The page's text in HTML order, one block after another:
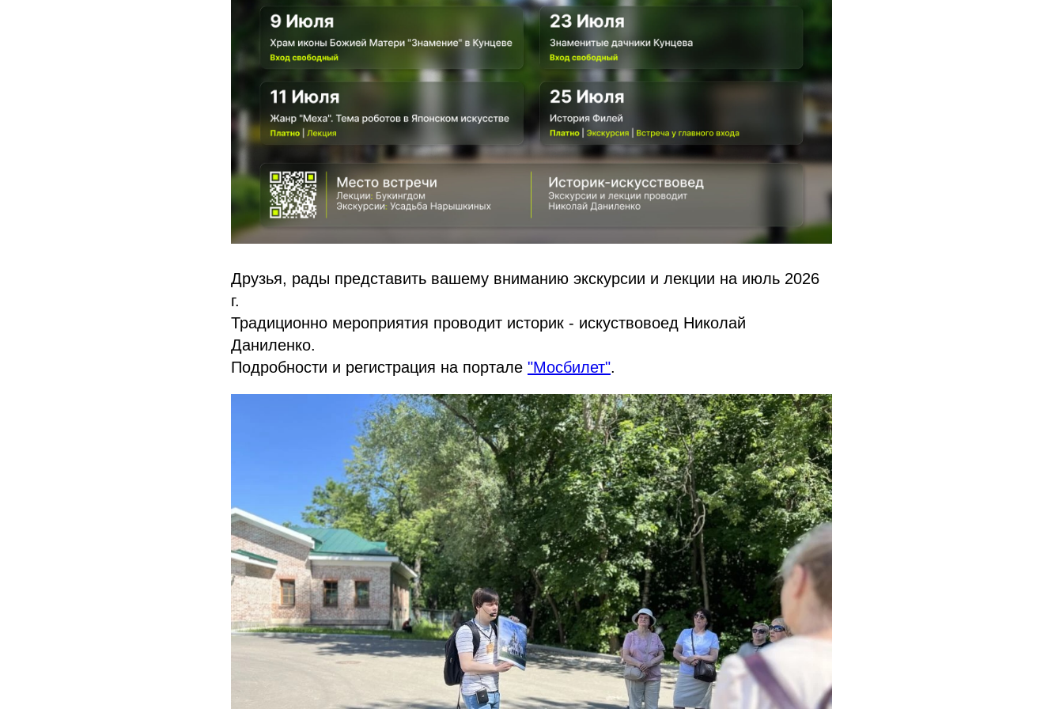
Друзья, рады представить вашему вниманию экскурсии и лекции на июль 2026
г.
Традиционно мероприятия проводит историк - искуствовоед Николай
Даниленко.
Подробности и регистрация на портале "Мосбилет".